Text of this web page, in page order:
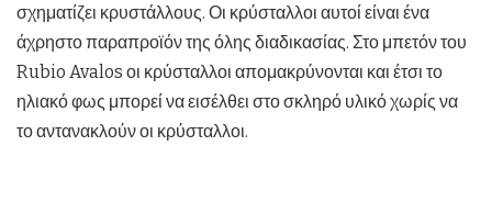
σχηματίζει κρυστάλλους. Οι κρύσταλλοι αυτοί είναι ένα
άχρηστο παραπροϊόν της όλης διαδικασίας. Στο μπετόν του
Rubio Avalos οι κρύσταλλοι απομακρύνονται και έτσι το
ηλιακό φως μπορεί να εισέλθει στο σκληρό υλικό χωρίς να
το αντανακλούν οι κρύσταλλοι.